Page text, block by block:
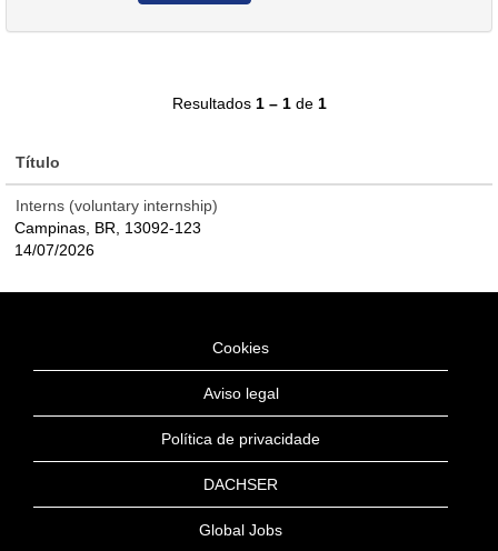
Resultados 1 – 1de 1
Título
Interns (voluntary internship)
Campinas, BR, 13092-123
14/07/2026
Cookies
Aviso legal
Política de privacidade
DACHSER
Global Jobs